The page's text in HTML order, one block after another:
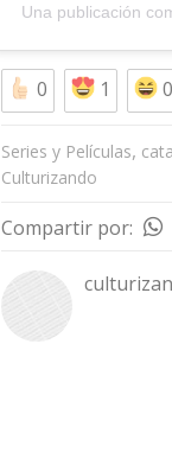
Una publicación
0 1 0
Series y Películas,
Culturizando
Compartir por: